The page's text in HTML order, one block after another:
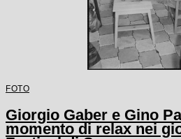
FOTO
Giorgio Gaber e Gino
momento di relax nei